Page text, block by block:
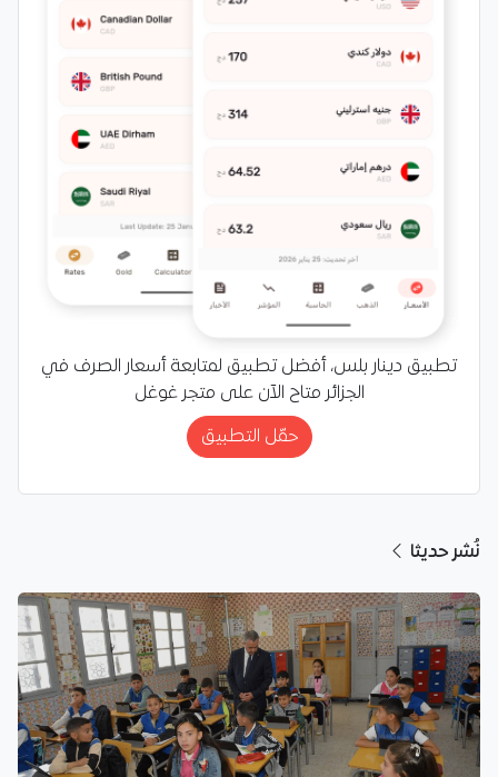
تطبيق دينار بلس، أفضل تطبيق لمتابعة أسعار الصرف في
الجزائر متاح الآن على متجر غوغل
حمّل التطبيق
نُشر حديثا